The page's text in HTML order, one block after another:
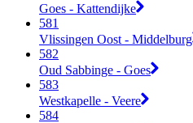
Goes - Kattendijke
581
Vlissingen Oost - Middelburg
582
Oud Sabbinge - Goes
583
Westkapelle - Veere
584